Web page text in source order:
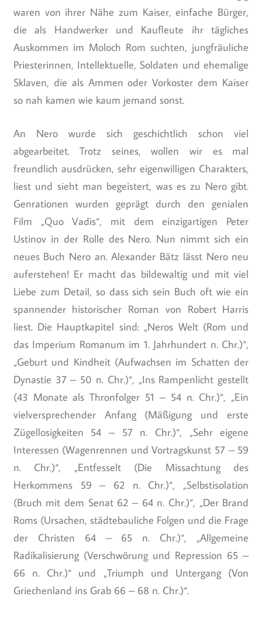
waren von ihrer Nähe zum Kaiser, einfache Bürger,
die als Handwerker und Kaufleute ihr tägliches
Auskommen im Moloch Rom suchten, jungfräuliche
Priesterinnen, Intellektuelle, Soldaten und ehemalige
Sklaven, die als Ammen oder Vorkoster dem Kaiser
so nah kamen wie kaum jemand sonst.
An Nero wurde sich geschichtlich schon viel
abgearbeitet. Trotz seines, wollen wir es mal
freundlich ausdrücken, sehr eigenwilligen Charakters,
liest und sieht man begeistert, was es zu Nero gibt.
Genrationen wurden geprägt durch den genialen
Film „Quo Vadis“, mit dem einzigartigen Peter
Ustinov in der Rolle des Nero. Nun nimmt sich ein
neues Buch Nero an. Alexander Bätz lässt Nero neu
auferstehen! Er macht das bildewaltig und mit viel
Liebe zum Detail, so dass sich sein Buch oft wie ein
spannender historischer Roman von Robert Harris
liest. Die Hauptkapitel sind: „Neros Welt (Rom und
das Imperium Romanum im 1. Jahrhundert n. Chr.)“,
„Geburt und Kindheit (Aufwachsen im Schatten der
Dynastie 37 – 50 n. Chr.)“, „Ins Rampenlicht gestellt
(43 Monate als Thronfolger 51 – 54 n. Chr.)“, „Ein
vielversprechender Anfang (Mäßigung und erste
Zügellosigkeiten 54 – 57 n. Chr.)“, „Sehr eigene
Interessen (Wagenrennen und Vortragskunst 57 – 59
n. Chr.)“, „Entfesselt (Die Missachtung des
Herkommens 59 – 62 n. Chr.)“, „Selbstisolation
(Bruch mit dem Senat 62 – 64 n. Chr.)“, „Der Brand
Roms (Ursachen, städtebauliche Folgen und die Frage
der Christen 64 – 65 n. Chr.)“, „Allgemeine
Radikalisierung (Verschwörung und Repression 65 –
66 n. Chr.)“ und „Triumph und Untergang (Von
Griechenland ins Grab 66 – 68 n. Chr.)“.